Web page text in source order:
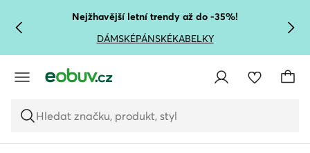
PŘEJÍT NA HLAVNÍ OBSAH
PŘEJÍT NA VYHLEDÁVÁNÍ
Nejžhavější letní trendy až do -35%!
DÁMSKÉPÁNSKÉKABELKY
Hledat značku, produkt, styl